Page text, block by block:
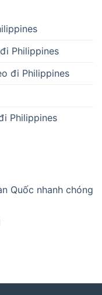
Philippines
đi Philippines
Philippines
Quốc nhanh chóng